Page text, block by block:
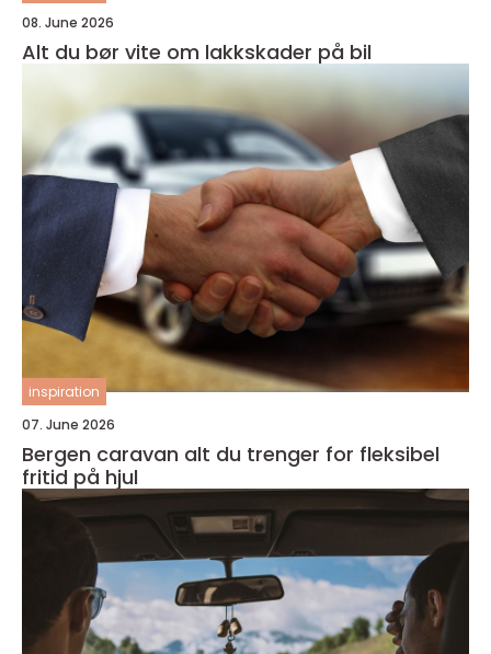
08. June 2026
Alt du bør vite om lakkskader på bil
inspiration
07. June 2026
Bergen caravan alt du trenger for fleksibel
fritid på hjul